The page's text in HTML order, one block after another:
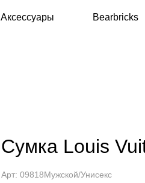
Аксессуары Bearbricks
Сумка Louis
Арт: 09818Мужской/Унисекс